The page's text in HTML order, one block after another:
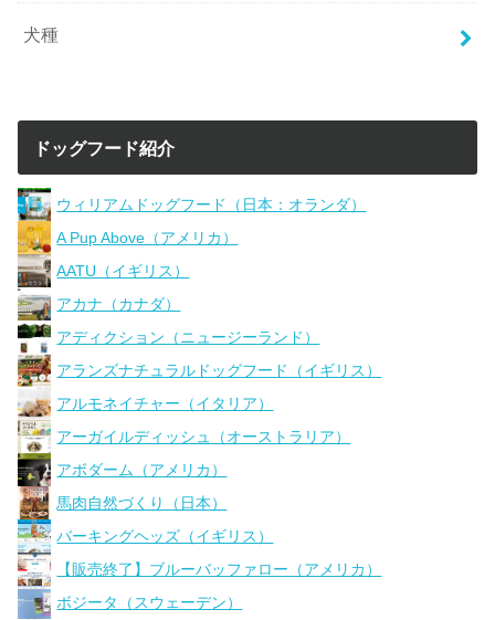
犬種
ドッグフード紹介
ウィリアムドッグフード（日本：オランダ）
A Pup Above（アメリカ）
AATU（イギリス）
アカナ（カナダ）
アディクション（ニュージーランド）
アランズナチュラルドッグフード（イギリス）
アルモネイチャー（イタリア）
アーガイルディッシュ（オーストラリア）
アボダーム（アメリカ）
馬肉自然づくり（日本）
バーキングヘッズ（イギリス）
【販売終了】ブルーバッファロー（アメリカ）
ボジータ（スウェーデン）